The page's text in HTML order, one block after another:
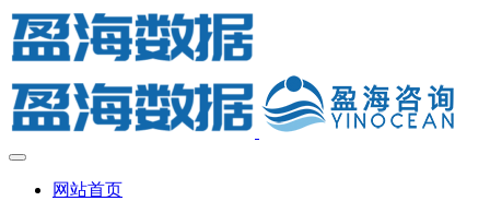
网站首页